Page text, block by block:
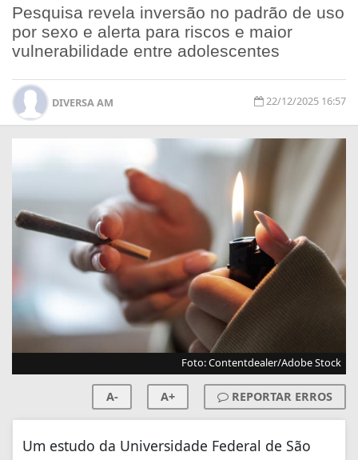
Pesquisa revela inversão no padrão de uso
por sexo e alerta para riscos e maior
vulnerabilidade entre adolescentes
DIVERSA AM 22/12/2025 16:57
Foto: Contentdealer/Adobe Stock
A- A+ REPORTAR ERROS
Um estudo da Universidade Federal de São